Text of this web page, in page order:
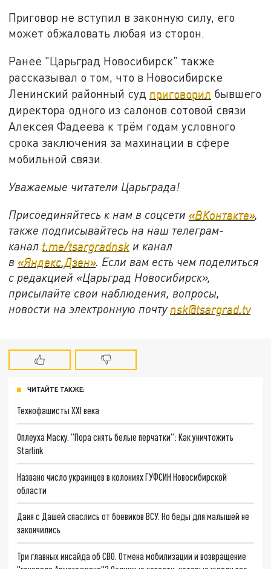
Приговор не вступил в законную силу, его
может обжаловать любая из сторон.
Ранее "Царьград Новосибирск" также
рассказывал о том, что в Новосибирске
Ленинский районный суд приговорил бывшего
директора одного из салонов сотовой связи
Алексея Фадеева к трём годам условного
срока заключения за махинации в сфере
мобильной связи.
Уважаемые читатели Царьграда!
Присоединяйтесь к нам в соцсети «ВКонтакте»,
также подписывайтесь на наш телеграм-
канал t.me/tsargradnsk и канал
в «Яндекс.Дзен». Если вам есть чем поделиться
с редакцией «Царьград Новосибирск»,
присылайте свои наблюдения, вопросы,
новости на электронную почту nsk@tsargrad.tv
ЧИТАЙТЕ ТАКЖЕ:
Технофашисты XXI века
Оплеуха Маску. "Пора снять белые перчатки": Как уничтожить
Starlink
Названо число украинцев в колониях ГУФСИН Новосибирской
области
Даня с Дашей спаслись от боевиков ВСУ. Но беды для малышей не
закончились
Три главных инсайда об СВО. Отмена мобилизации и возвращение